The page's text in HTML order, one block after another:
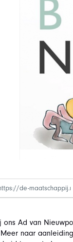
ons Ad van
naar